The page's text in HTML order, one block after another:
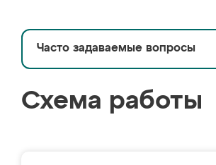
Часто задаваемые вопросы
Схема работы